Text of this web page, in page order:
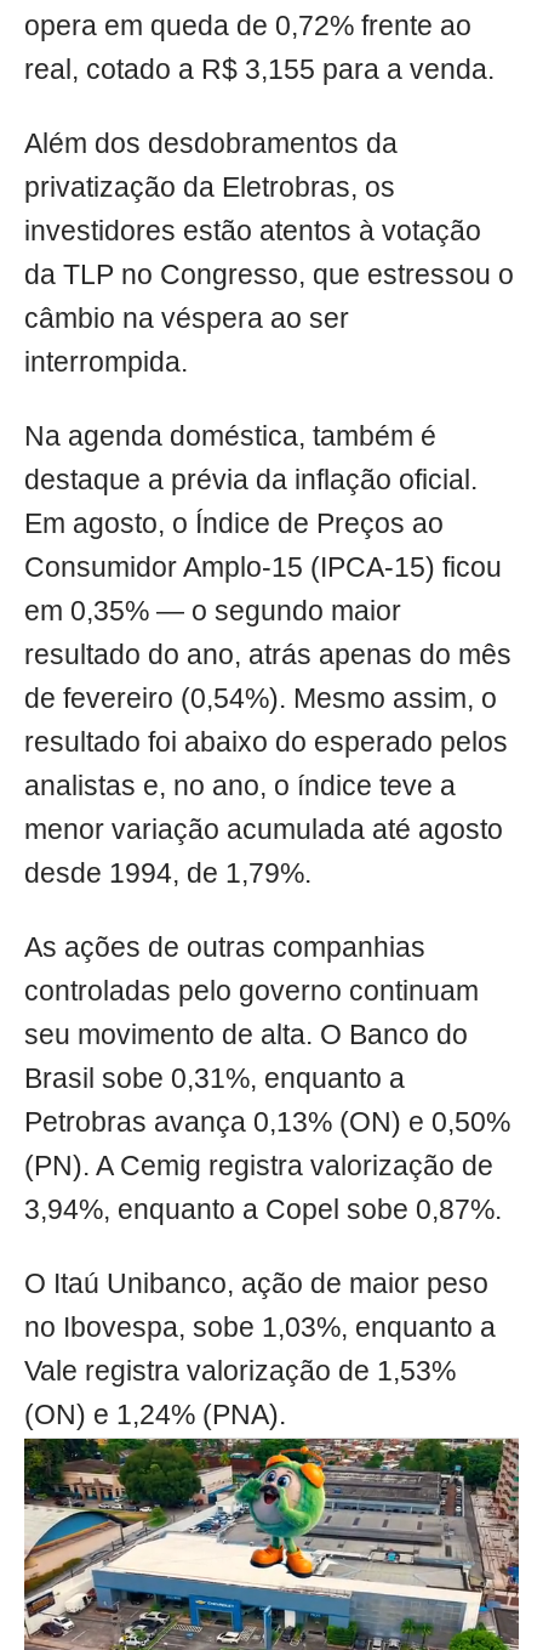
opera em queda de 0,72% frente ao
real, cotado a R$ 3,155 para a venda.
Além dos desdobramentos da
privatização da Eletrobras, os
investidores estão atentos à votação
da TLP no Congresso, que estressou o
câmbio na véspera ao ser
interrompida.
Na agenda doméstica, também é
destaque a prévia da inflação oficial.
Em agosto, o Índice de Preços ao
Consumidor Amplo-15 (IPCA-15) ficou
em 0,35% — o segundo maior
resultado do ano, atrás apenas do mês
de fevereiro (0,54%). Mesmo assim, o
resultado foi abaixo do esperado pelos
analistas e, no ano, o índice teve a
menor variação acumulada até agosto
desde 1994, de 1,79%.
As ações de outras companhias
controladas pelo governo continuam
seu movimento de alta. O Banco do
Brasil sobe 0,31%, enquanto a
Petrobras avança 0,13% (ON) e 0,50%
(PN). A Cemig registra valorização de
3,94%, enquanto a Copel sobe 0,87%.
O Itaú Unibanco, ação de maior peso
no Ibovespa, sobe 1,03%, enquanto a
Vale registra valorização de 1,53%
(ON) e 1,24% (PNA).